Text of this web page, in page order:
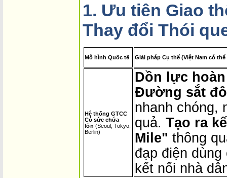
1. Ưu tiên Giao
Thay đổi Thói
Mô hình Quốc tế Giải pháp Cụ thể (Việt Nam có
Hệ thống GTCC
Có sức chứa
lớn (Seoul, Tokyo,
Berlin)
Dồn lực
Đường sắt
nhanh chóng,
quả. Tạo ra
Mile" thông
đạp điện
kết nối nhà